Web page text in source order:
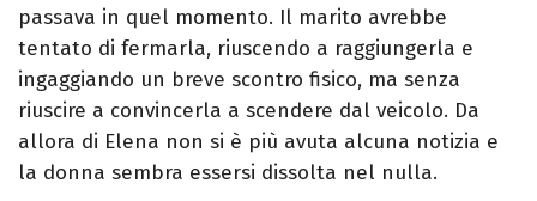
passava in quel momento. Il marito avrebbe
tentato di fermarla, riuscendo a raggiungerla e
ingaggiando un breve scontro fisico, ma senza
riuscire a convincerla a scendere dal veicolo. Da
allora di Elena non si è più avuta alcuna notizia e
la donna sembra essersi dissolta nel nulla.